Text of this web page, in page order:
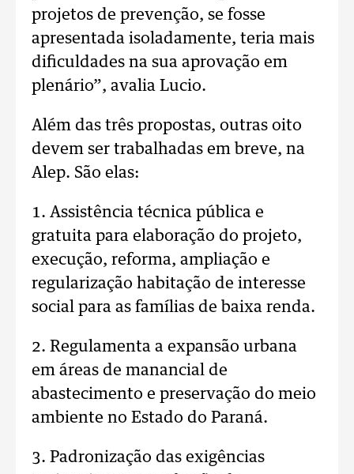
projetos de prevenção, se fosse
apresentada isoladamente, teria mais
dificuldades na sua aprovação em
plenário”, avalia Lucio.
Além das três propostas, outras oito
devem ser trabalhadas em breve, na
Alep. São elas:
1. Assistência técnica pública e
gratuita para elaboração do projeto,
execução, reforma, ampliação e
regularização habitação de interesse
social para as famílias de baixa renda.
2. Regulamenta a expansão urbana
em áreas de manancial de
abastecimento e preservação do meio
ambiente no Estado do Paraná.
3. Padronização das exigências